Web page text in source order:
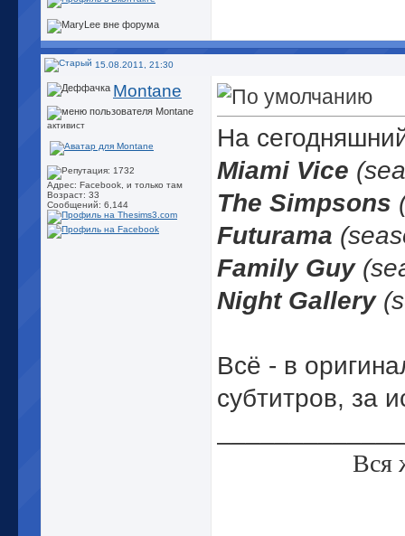
15.08.2011, 21:30
Montane
активист
Адрес: Facebook, и только там
Возраст: 33
Сообщений: 6,144
На
Miami Vice
The Simpsons
Futurama
Family Guy
Night Gallery
Всё - в
субтитров, за
Вся